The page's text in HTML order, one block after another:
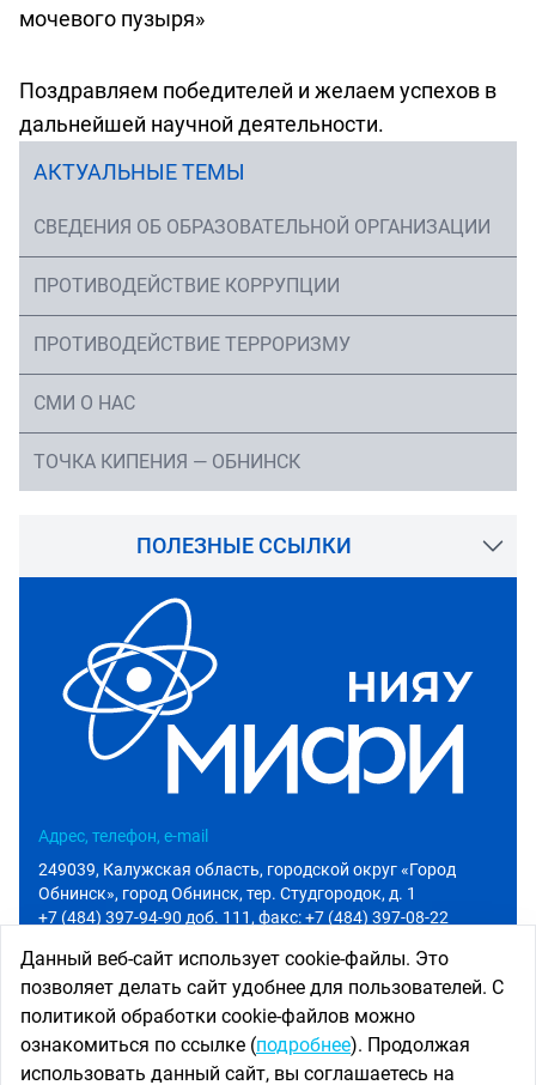
мочевого пузыря»
Поздравляем победителей и желаем успехов в
дальнейшей научной деятельности.
АКТУАЛЬНЫЕ ТЕМЫ
СВЕДЕНИЯ ОБ ОБРАЗОВАТЕЛЬНОЙ ОРГАНИЗАЦИИ
ПРОТИВОДЕЙСТВИЕ КОРРУПЦИИ
ПРОТИВОДЕЙСТВИЕ ТЕРРОРИЗМУ
СМИ О НАС
ТОЧКА КИПЕНИЯ — ОБНИНСК
ПОЛЕЗНЫЕ ССЫЛКИ
Адрес, телефон, e-mail
249039, Калужская область, городской округ «Город
Обнинск», город Обнинск, тер. Студгородок, д. 1
+7 (484) 397-94-90 доб. 111, факс: +7 (484) 397-08-22
Приемная комиссия
Абитуриенту
+7 (484) 397-94-90 доб. 801
priem@iate.obninsk.ru
Данный веб-сайт использует cookie-файлы. Это
позволяет делать сайт удобнее для пользователей. С
политикой обработки cookie-файлов можно
ознакомиться по ссылке (подробнее). Продолжая
использовать данный сайт, вы соглашаетесь на